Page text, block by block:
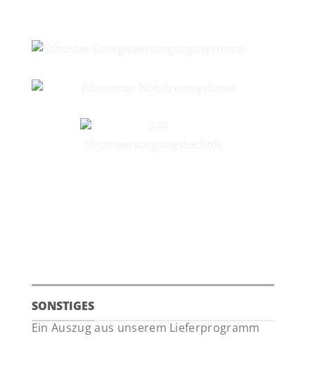
SONSTIGES
Ein Auszug aus unserem Lieferprogramm